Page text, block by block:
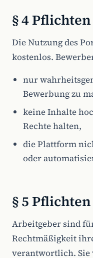
§ 4
Die Nutzung des
kostenlos.
nur
Bewerbung zu
keine Inhalte
Rechte halten,
die Plattform
oder
§ 5
Arbeitgeber sind
Rechtmäßigkeit
verantwortlich.